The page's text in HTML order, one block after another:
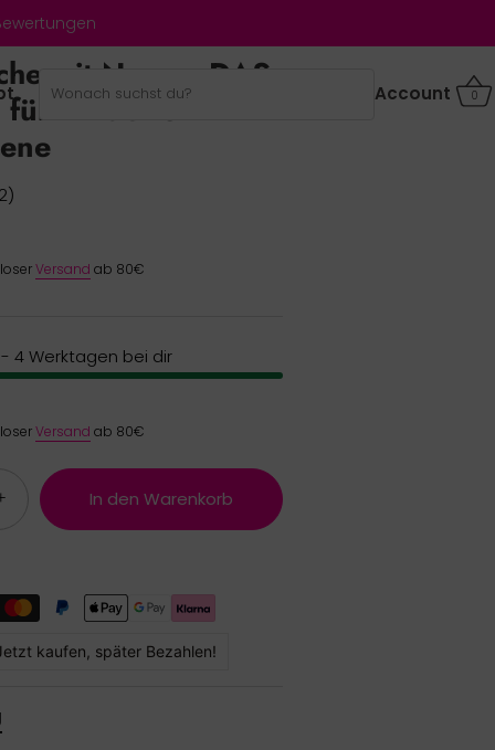
Account 0
mit Namen DAS
für Kinder &
Versand ab 80€
4 Werktagen bei dir
Versand ab 80€
In den Warenkorb
kaufen, später Bezahlen!